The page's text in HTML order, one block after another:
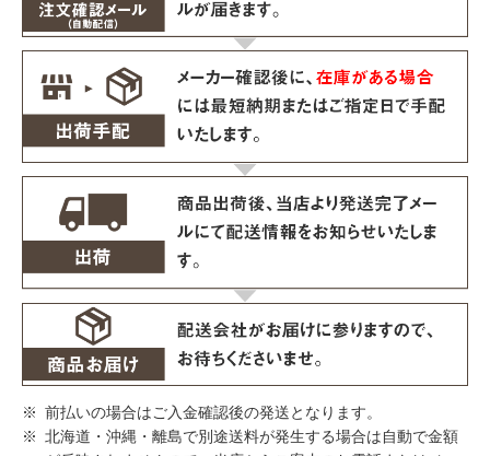
前払いの場合はご入金確認後の発送となります。
北海道・沖縄・離島で別途送料が発生する場合は自動で金額